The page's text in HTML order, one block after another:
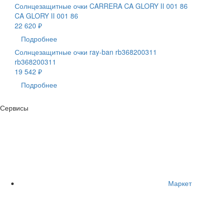
Солнцезащитные очки CARRERA CA GLORY II 001 86
CA GLORY II 001 86
22 620 ₽
Подробнее
Солнцезащитные очки ray-ban rb368200311
rb368200311
19 542 ₽
Подробнее
Сервисы
Маркет